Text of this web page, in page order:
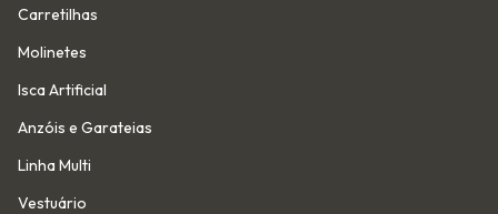
Carretilhas
Molinetes
Isca Artificial
Anzóis e Garateias
Linha Multi
Vestuário